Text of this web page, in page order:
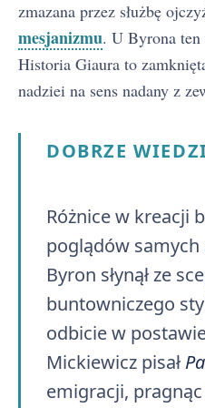
zmazana przez służbę
mesjanizmu. U Byrona
Historia Giaura to
nadziei na sens nadany z
DOBRZE
Różnice w kreacji
poglądów
Byron słynął ze
buntowniczego
odbicie w
Mickiewicz pisał
emigracji,